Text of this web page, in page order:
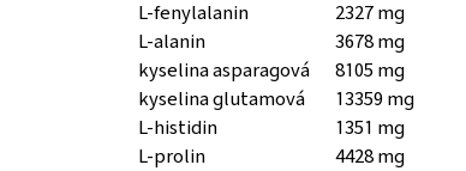
L-fenylalanin
2327 mg
L-alanin
3678 mg
kyselina asparagová
8105 mg
kyselina glutamová
13359 mg
L-histidin
1351 mg
L-prolin
4428 mg